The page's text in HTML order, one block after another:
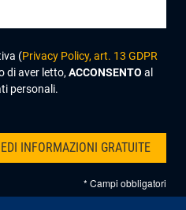
(Privacy Policy, art. 13 GDPR
di aver letto, ACCONSENTO al
personali.
* Campi obbligatori